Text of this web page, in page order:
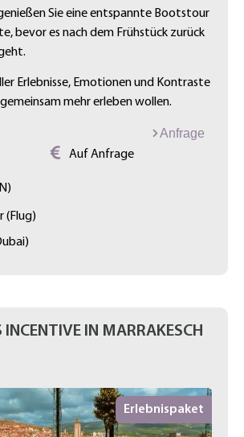
Sie eine entspannte Bootstour
bevor es nach dem Frühstück zurück
Erlebnisse, Emotionen und Kontraste
mehr erleben wollen.
Anfrage
Auf Anfrage
(Flug)
INCENTIVE IN MARRAKESCH
Erlebnispaket